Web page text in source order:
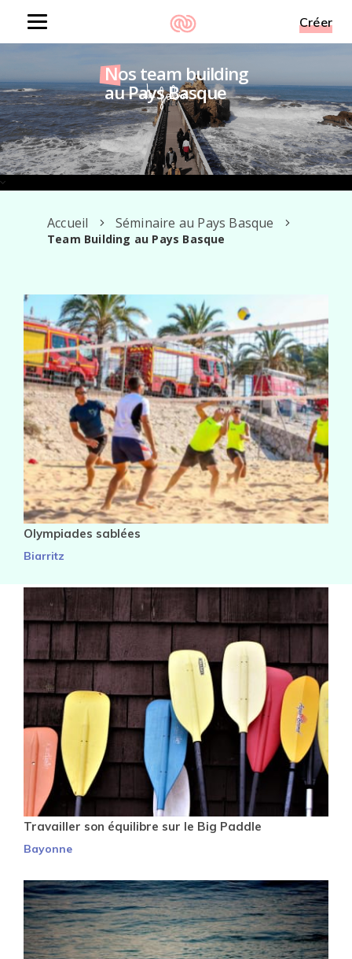
Toggle
Créer
Nos team building
au Pays Basque
De folie
Accueil Séminaire au Pays Basque
Team Building au Pays Basque
Olympiades sablées
Biarritz
Travailler son équilibre sur le Big Paddle
Bayonne